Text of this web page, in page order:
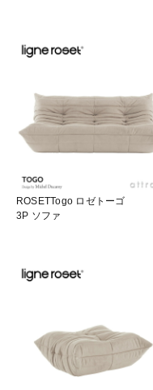
ROSETTogo ロゼトーゴ
3P ソファ